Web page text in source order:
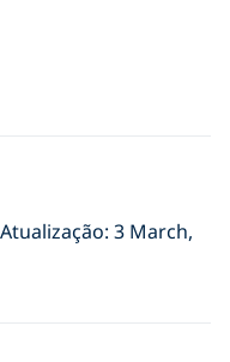
3 March,